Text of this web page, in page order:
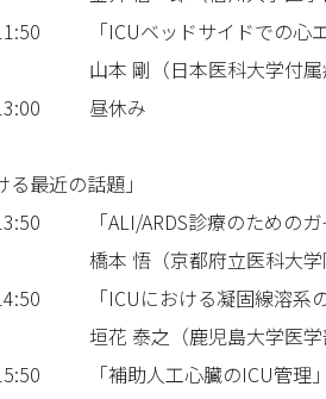
「ICUベッドサイドでの心
山本 剛（日本医科大学付属
昼休み
る最近の話題」
「ALI/ARDS診療のための
橋本 悟（京都府立医科大学
「ICUにおける凝固線溶系
垣花 泰之（鹿児島大学医
「補助人工心臓のICU管理」